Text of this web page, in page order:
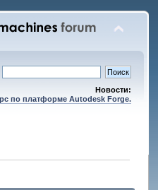
Новости:
по платформе Autodesk Forge.